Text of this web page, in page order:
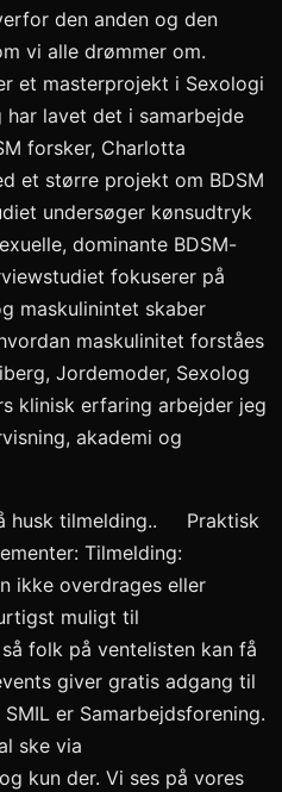
den anden og den
vi alle drømmer om.
et masterprojekt i Sexologi
lavet det i samarbejde
forsker, Charlotta
et større projekt om BDSM
undersøger kønsudtryk
dominante BDSM-
fokuserer på
maskulinintet skaber
maskulinitet forståes
Jordemoder, Sexolog
klinisk erfaring arbejder jeg
akademi og
husk tilmelding.. Praktisk
Tilmelding:
ikke overdrages eller
muligt til
så folk på ventelisten kan få
giver gratis adgang til
er Samarbejdsforening.
ske via
og kun der. Vi ses på vores